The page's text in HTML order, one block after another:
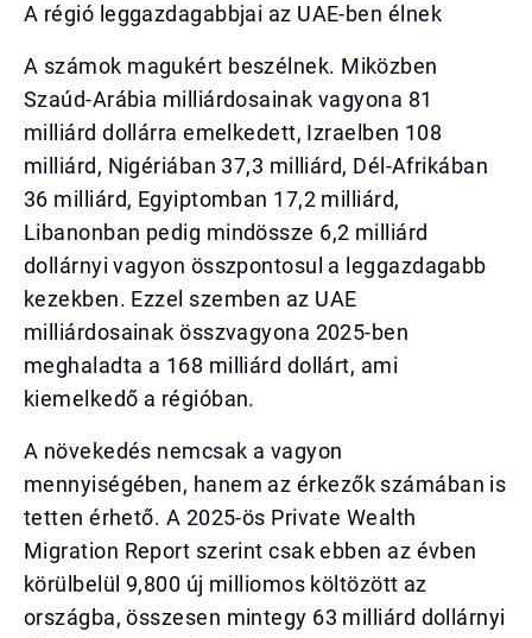
A régió leggazdagabbjai az UAE-ben élnek
A számok magukért beszélnek. Miközben
Szaúd-Arábia milliárdosainak vagyona 81
milliárd dollárra emelkedett, Izraelben 108
milliárd, Nigériában 37,3 milliárd, Dél-Afrikában
36 milliárd, Egyiptomban 17,2 milliárd,
Libanonban pedig mindössze 6,2 milliárd
dollárnyi vagyon összpontosul a leggazdagabb
kezekben. Ezzel szemben az UAE
milliárdosainak összvagyona 2025-ben
meghaladta a 168 milliárd dollárt, ami
kiemelkedő a régióban.
A növekedés nemcsak a vagyon
mennyiségében, hanem az érkezők számában is
tetten érhető. A 2025-ös Private Wealth
Migration Report szerint csak ebben az évben
körülbelül 9,800 új milliomos költözött az
országba, összesen mintegy 63 milliárd dollárnyi